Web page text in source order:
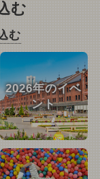
む
む
2026年のイベ
ント